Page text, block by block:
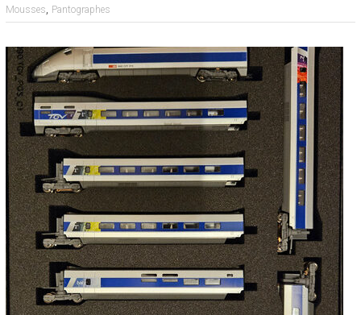
Mousses, Pantographes